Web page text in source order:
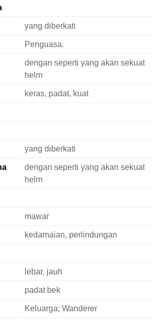
yang diberkati
Penguasa.
dengan seperti yang akan sekuat
helm
keras, padat, kuat
yang diberkati
dengan seperti yang akan sekuat
helm
mawar
kedamaian, perlindungan
lebar, jauh
padat bek
Keluarga; Wanderer